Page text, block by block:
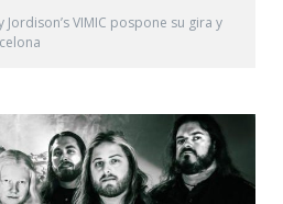
Jordison’s VIMIC pospone su gira y